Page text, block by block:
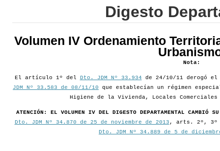
Digesto
Volumen IV Ordenamiento
Nota:
El artículo 1º del Dto. JDM Nº 33.934 de 24/10/11 derogó
JDM Nº 33.583 de 08/11/10 que establecían un régimen
Higiene de la Vivienda, Locales
ATENCIÓN: EL VOLUMEN IV DEL DIGESTO DEPARTAMENTAL CAMBIÓ
Dto. JDM Nº 34.870 de 25 de noviembre de 2013 , arts. 2º, 3º
Dto. JDM Nº 34.889 de 5 de